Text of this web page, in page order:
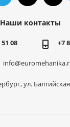
Наши контакты
08 +7
ул.